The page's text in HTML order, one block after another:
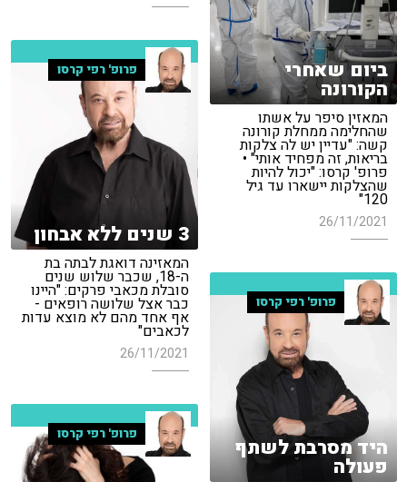
ביום שאחרי
הקורונה
המאזין סיפר על אשתו
שהחלימה ממחלת קורונה
קשה: "עדיין יש לה צלקות
בריאות, זה מפחיד אותי" •
פרופ' קרסו: "יכול להיות
שהצלקות יישארו עד גיל
120"
26/11/2021
פרופ' רפי קרסו
3 שנים ללא אבחון
המאזינה דואגת לבתה בת
ה-18, שכבר שלוש שנים
סובלת מכאבי פרקים: "היינו
כבר אצל שלושה רופאים -
אף אחד מהם לא מוצא עדות
לכאבים"
26/11/2021
פרופ' רפי קרסו
היד מסרבת לשתף
פעולה
פרופ' רפי קרסו